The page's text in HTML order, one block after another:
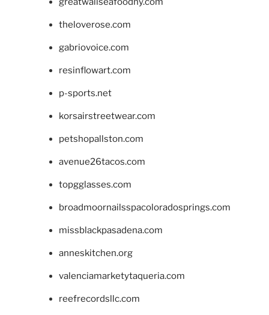
theloverose.com
gabriovoice.com
resinflowart.com
p-sports.net
korsairstreetwear.com
petshopallston.com
avenue26tacos.com
topgglasses.com
broadmoornailsspacoloradosprings.com
missblackpasadena.com
anneskitchen.org
valenciamarketytaqueria.com
reefrecordsllc.com